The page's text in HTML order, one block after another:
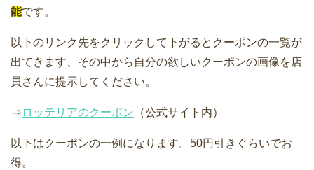
能です。
以下のリンク先をクリックして下がるとクーポンの一覧が
出てきます、その中から自分の欲しいクーポンの画像を店
員さんに提示してください。
⇒ ロッテリアのクーポン （公式サイト内）
以下はクーポンの一例になります。50円引きぐらいでお
得。